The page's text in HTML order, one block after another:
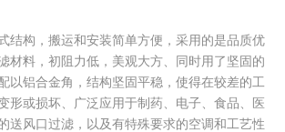
结构，搬运和安装简单方便，采用的是品质优
材料，初阻力低，美观大方、同时用了坚固的
以铝合金角，结构坚固平稳，使得在较差的工
形或损坏、广泛应用于制药、电子、食品、医
送风口过滤，以及有特殊要求的空调和工艺性